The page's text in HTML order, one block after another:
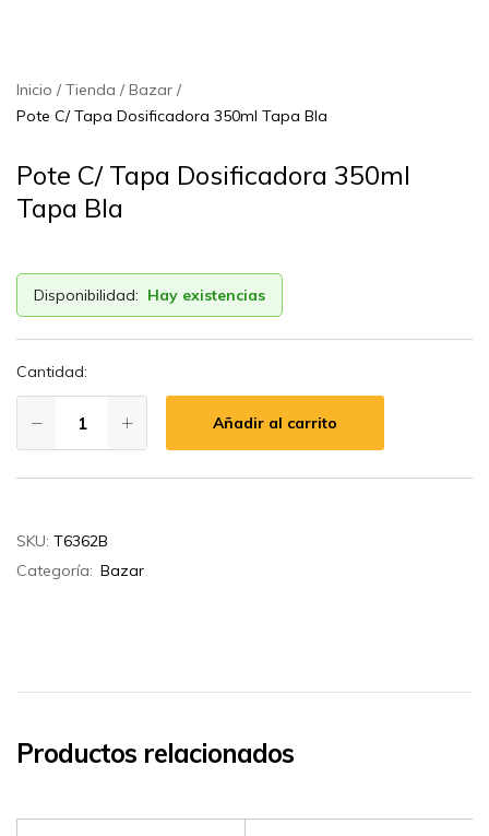
Inicio Tienda
Bazar
Pote C/ Tapa Dosificadora 350ml Tapa Bla
Pote C/ Tapa Dosificadora 350ml
Tapa Bla
Disponibilidad: Hay existencias
Cantidad:
Añadir al carrito
SKU: T6362B
Categoría: Bazar
Productos relacionados